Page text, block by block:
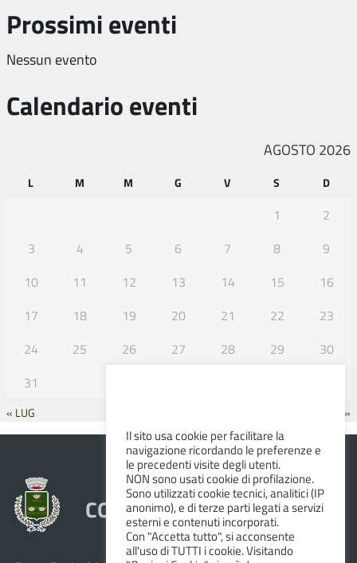
Prossimi eventi
Nessun evento
Calendario eventi
AGOSTO 2026
L M M G V S D
1
2
3
4 5 6 7 8
9
10
11 12 13 14 15
16
17
18 19 20 21 22
23
24
25 26 27 28 29
30
31
« LUG SET »
COMUNE DI ALBINEA
Il sito usa cookie per facilitare la
navigazione ricordando le preferenze e
le precedenti visite degli utenti.
NON sono usati cookie di profilazione.
Sono utilizzati cookie tecnici, analitici (IP
anonimo), e di terze parti legati a servizi
esterni e contenuti incorporati.
Con "Accetta tutto", si acconsente
all'uso di TUTTI i cookie. Visitando